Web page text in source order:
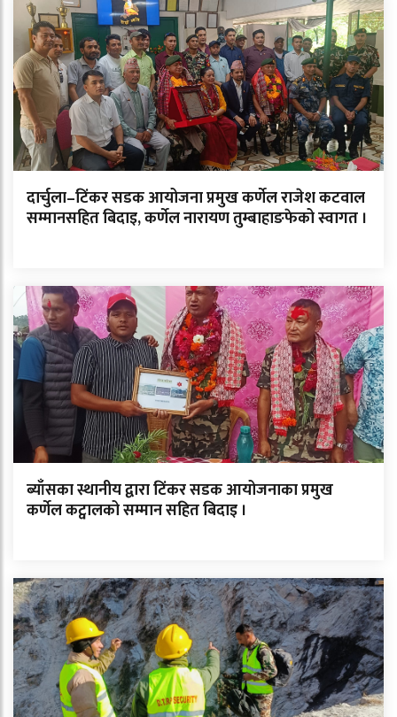
दार्चुला–टिंकर सडक आयोजना प्रमुख कर्णेल राजेश कटवाल
सम्मानसहित बिदाइ, कर्णेल नारायण तुम्बाहाङफेको स्वागत ।
ब्याँसका स्थानीय द्वारा टिंकर सडक आयोजनाका प्रमुख
कर्णेल कट्वालको सम्मान सहित बिदाइ ।